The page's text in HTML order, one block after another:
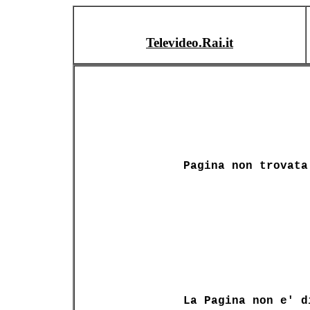
Televideo.Rai.it
Pagina non trovata
La Pagina non e'